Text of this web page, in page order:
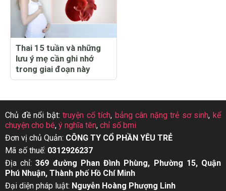
Thai 15 tuần và những
lưu ý mẹ cần ghi nhớ
trong giai đoạn này
Chủ đề nổi bật:truyện cổ tích, bảng cân nặng trẻ sơ sinh,kể
chuyện cho bé, ý nghĩa tên, chỉ số bmi
Đơn vị chủ Quản: CÔNG TY CỔ PHẦN YÊU TRẺ
Mã số thuế: 0312926237
Địa chỉ:369 đường Phan Đình Phùng, Phường 15, Quận
Phú Nhuận, Thành phố Hồ Chí Minh
Đại diện pháp luật: Nguyễn Hoàng Phượng Linh